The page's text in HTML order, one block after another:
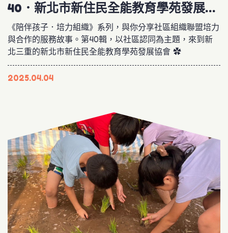
40．新北市新住民全能教育學苑發展協
會
《陪伴孩子．培力組織》系列，與你分享社區組織聯盟培力
與合作的服務故事。第40輯，以社區認同為主題，來到新
北三重的新北市新住民全能教育學苑發展協會 ✿
2025.04.04